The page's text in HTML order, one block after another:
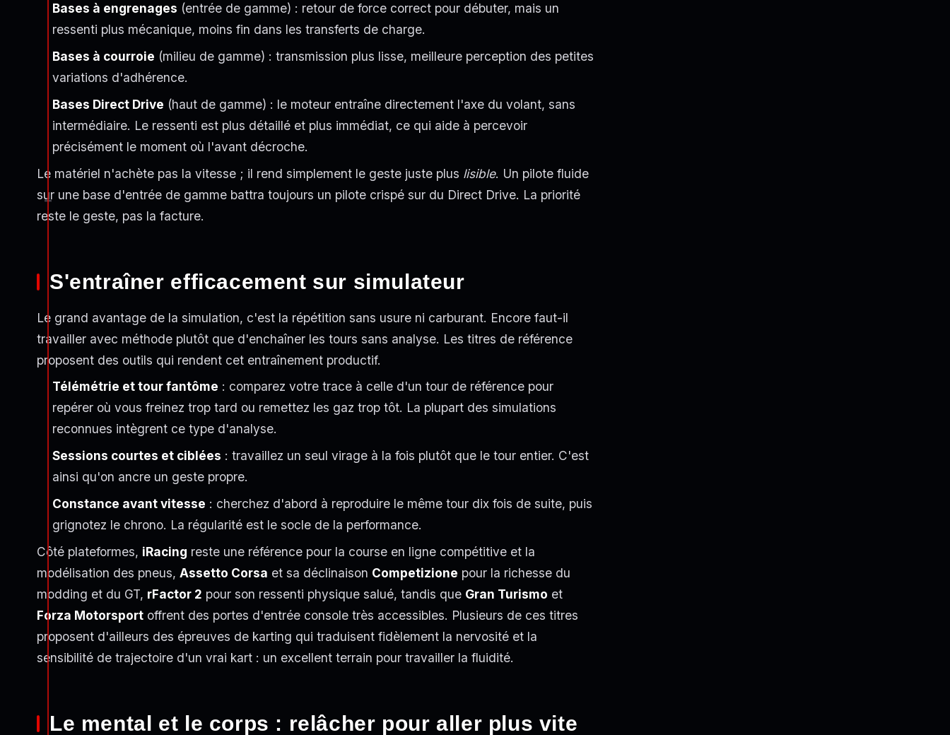
Bases à engrenages (entrée de gamme) : retour de force correct pour débuter, mais un
ressenti plus mécanique, moins fin dans les transferts de charge.
Bases à courroie (milieu de gamme) : transmission plus lisse, meilleure perception des petites
variations d'adhérence.
Bases Direct Drive (haut de gamme) : le moteur entraîne directement l'axe du volant, sans
intermédiaire. Le ressenti est plus détaillé et plus immédiat, ce qui aide à percevoir
précisément le moment où l'avant décroche.
Le matériel n'achète pas la vitesse ; il rend simplement le geste juste plus lisible. Un pilote fluide
sur une base d'entrée de gamme battra toujours un pilote crispé sur du Direct Drive. La priorité
reste le geste, pas la facture.
S'entraîner efficacement sur simulateur
Le grand avantage de la simulation, c'est la répétition sans usure ni carburant. Encore faut-il
travailler avec méthode plutôt que d'enchaîner les tours sans analyse. Les titres de référence
proposent des outils qui rendent cet entraînement productif.
Télémétrie et tour fantôme : comparez votre trace à celle d'un tour de référence pour
repérer où vous freinez trop tard ou remettez les gaz trop tôt. La plupart des simulations
reconnues intègrent ce type d'analyse.
Sessions courtes et ciblées : travaillez un seul virage à la fois plutôt que le tour entier. C'est
ainsi qu'on ancre un geste propre.
Constance avant vitesse : cherchez d'abord à reproduire le même tour dix fois de suite, puis
grignotez le chrono. La régularité est le socle de la performance.
Côté plateformes, iRacing reste une référence pour la course en ligne compétitive et la
modélisation des pneus, Assetto Corsa et sa déclinaison Competizione pour la richesse du
modding et du GT, rFactor 2 pour son ressenti physique salué, tandis que Gran Turismo et
Forza Motorsport offrent des portes d'entrée console très accessibles. Plusieurs de ces titres
proposent d'ailleurs des épreuves de karting qui traduisent fidèlement la nervosité et la
sensibilité de trajectoire d'un vrai kart : un excellent terrain pour travailler la fluidité.
Le mental et le corps : relâcher pour aller plus vite